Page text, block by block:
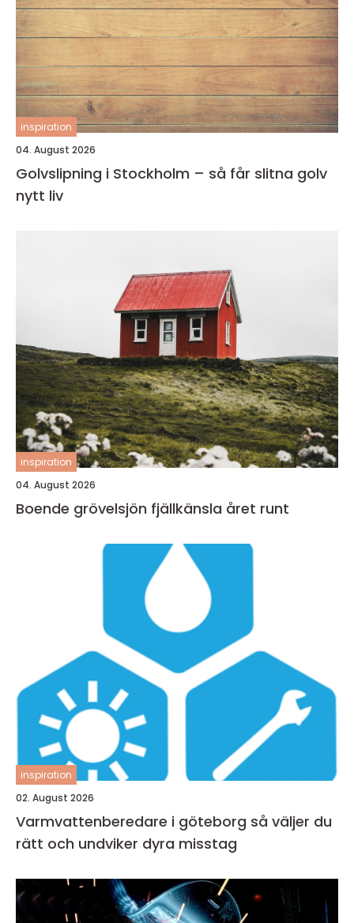
inspiration
04. August 2026
Golvslipning i Stockholm – så får slitna golv
nytt liv
inspiration
04. August 2026
Boende grövelsjön fjällkänsla året runt
inspiration
02. August 2026
Varmvattenberedare i göteborg så väljer du
rätt och undviker dyra misstag